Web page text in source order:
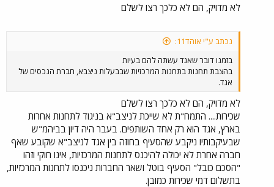
לא מדויק, הם לא כלכך רצו לשלם
נכתב ע"י אוהד11:
בזמנו דובר שאגד עשתה להם בעיות
בהצבת תחנות בתחנות המרכזיות שבבעלות ניצבא, חברת הנכסים של
אגד.
לא מדויק, הם לא כלכך רצו לשלם
שכירות.... התמח"ת לא שייכת לניצב"א בניגוד לתחנות אחרות
בארץ, אגד הוא רק אחד השותפים. בעבר היה דיון בביהמ"ש
שבעיקבותיו ניקבע שהסעיף בחוזה בין אגד לניצב"א שקובע שאף
חברה אחרת לא יכולה להיכנס לתחנות המרכזיות, אינו חוקי וזהו
"הסכם כובל" הסעיף בוטל ושאר החברות ניכנסו לתחנות המרכזיות,
בתשלום דמי שכירות כמובן.